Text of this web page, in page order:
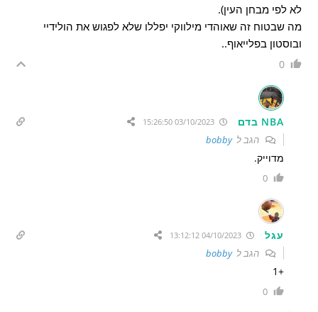
לא לפי מבחן העין).
מה שבטוח זה שאוהדי מילווקי יפללו שלא לפגוש את הולידיי
ובוסטון בפלייאוף..
0
NBA בדם 03/10/2023 15:26:50
הגב לbobby
מדוייק.
0
עגל
הגב לbobby
+1
0